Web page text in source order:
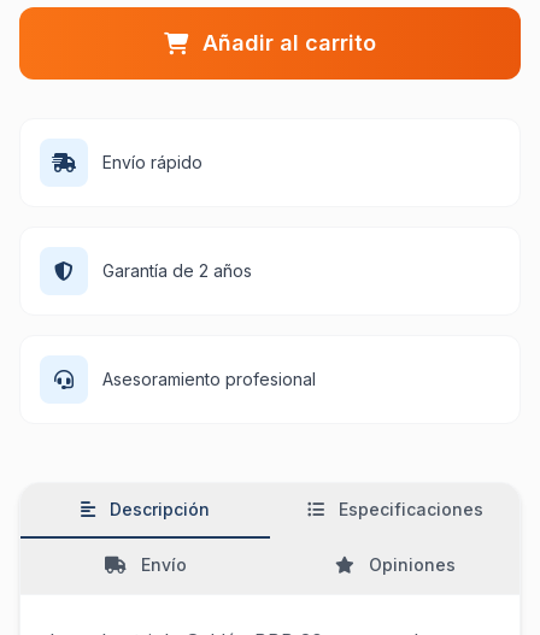
Añadir al carrito
Envío rápido
Garantía de 2 años
Asesoramiento profesional
Descripción Especificaciones
Envío Opiniones